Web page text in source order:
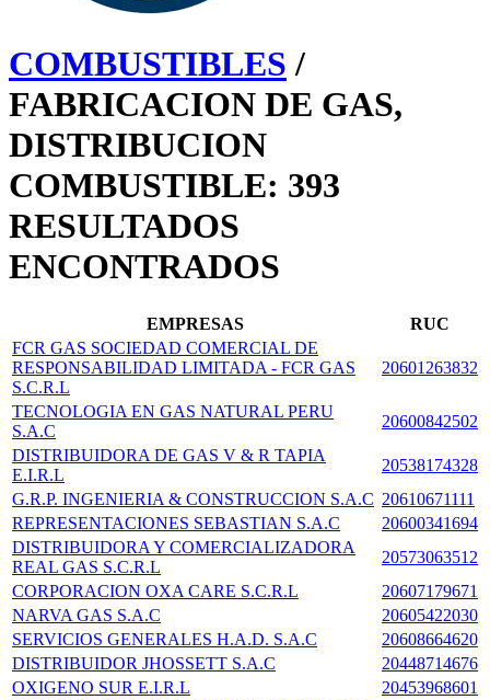
COMBUSTIBLES /
FABRICACION DE GAS,
DISTRIBUCION
COMBUSTIBLE: 393
RESULTADOS
ENCONTRADOS
EMPRESAS
RUC
FCR GAS SOCIEDAD COMERCIAL DE
RESPONSABILIDAD LIMITADA - FCR GAS
S.C.R.L
20601263832
TECNOLOGIA EN GAS NATURAL PERU
S.A.C
20600842502
DISTRIBUIDORA DE GAS V & R TAPIA
E.I.R.L
20538174328
G.R.P. INGENIERIA & CONSTRUCCION S.A.C 20610671111
REPRESENTACIONES SEBASTIAN S.A.C
20600341694
DISTRIBUIDORA Y COMERCIALIZADORA
REAL GAS S.C.R.L
20573063512
CORPORACION OXA CARE S.C.R.L
20607179671
NARVA GAS S.A.C
20605422030
SERVICIOS GENERALES H.A.D. S.A.C
20608664620
DISTRIBUIDOR JHOSSETT S.A.C
20448714676
OXIGENO SUR E.I.R.L
20453968601